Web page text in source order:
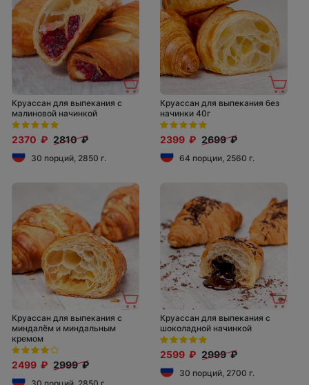
Круассан для выпекания с
малиновой начинкой
2370 ₽ 2810 ₽
30 порций, 2850 г.
Круассан для выпекания без
начинки 40г
2399 ₽ 2699 ₽
64 порции, 2560 г.
Круассан для выпекания с
миндалём и миндальным
кремом
2499 ₽ 2999 ₽
Круассан для выпекания с
шоколадной начинкой
2599 ₽ 2999 ₽
30 порций, 2700 г.